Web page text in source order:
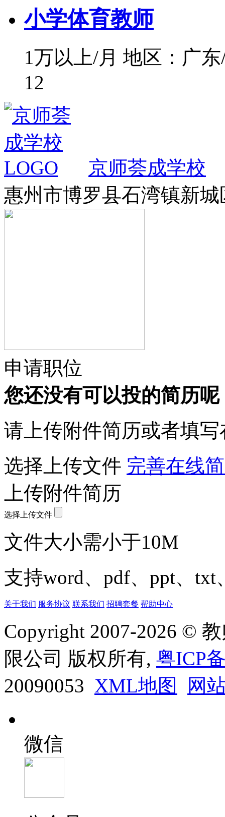
小学体育教师
1万以上/月 地区：广
12
京师荟成学校
惠州市博罗县石湾镇新
申请职位
您还没有可以投的简历呢
请上传附件简历或者填
选择上传文件 完善在线
上传附件简历
选择上传文件
文件大小需小于10M
支持word、pdf、ppt、txt
关于我们 服务协议 联系我们 招聘套餐 帮助中心
Copyright 2007-2026 ©
限公司 版权所有, 粤ICP
20090053 XML地图 网
微信